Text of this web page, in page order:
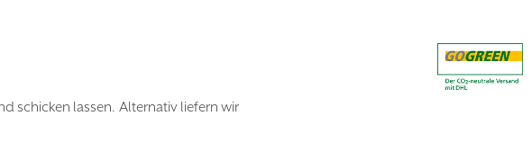
schicken lassen. Alternativ liefern wir